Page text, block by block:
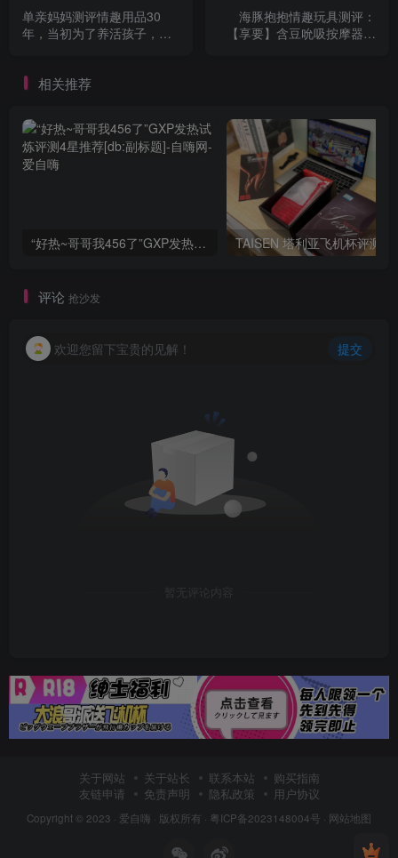
单亲妈妈测评情趣用品30
年，当初为了养活孩子，现
海豚抱抱情趣玩具测评：
【享要】含豆吮吸按摩器；
相关推荐
“好热~哥哥我456了”GXP发热试炼评测4星推荐[db:副标题]
评论 抢沙发
欢迎您留下宝贵的见解！ 提交
暂无评论内容
关于网站 关于站长 联系本站
购买指南
友链申请
免责声明 隐私政策 用户协议
Copyright © 2023 · 爱自嗨 · 版权所有 · 粤ICP备2023148004号 · 网站地图